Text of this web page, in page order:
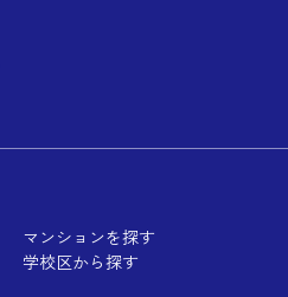
マンションを探す
学校区から探す